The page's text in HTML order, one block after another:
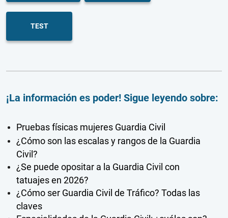
TEST
¡La información es poder! Sigue leyendo sobre:
Pruebas físicas mujeres Guardia Civil
¿Cómo son las escalas y rangos de la Guardia
Civil?
¿Se puede opositar a la Guardia Civil con
tatuajes en 2026?
¿Cómo ser Guardia Civil de Tráfico? Todas las
claves